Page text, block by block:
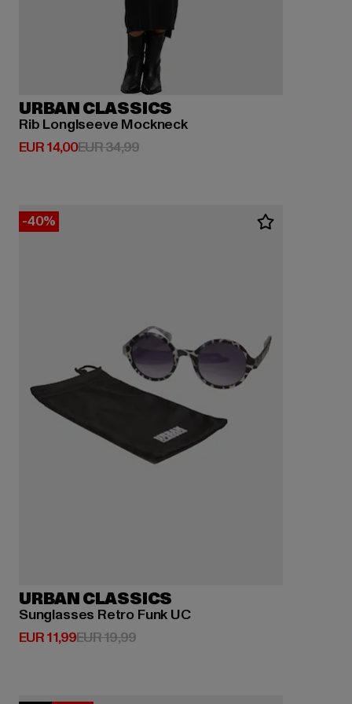
URBAN CLASSICS
Rib Longlseeve Mockneck
EUR 14,00
Derzeitiger Preis: EUR 14,00
EUR 34,99Aktionspreis: EUR 34,99
-40%
URBAN CLASSICS
Sunglasses Retro Funk UC
EUR 11,99
Derzeitiger Preis: EUR 11,99
EUR 19,99Aktionspreis: EUR 19,99